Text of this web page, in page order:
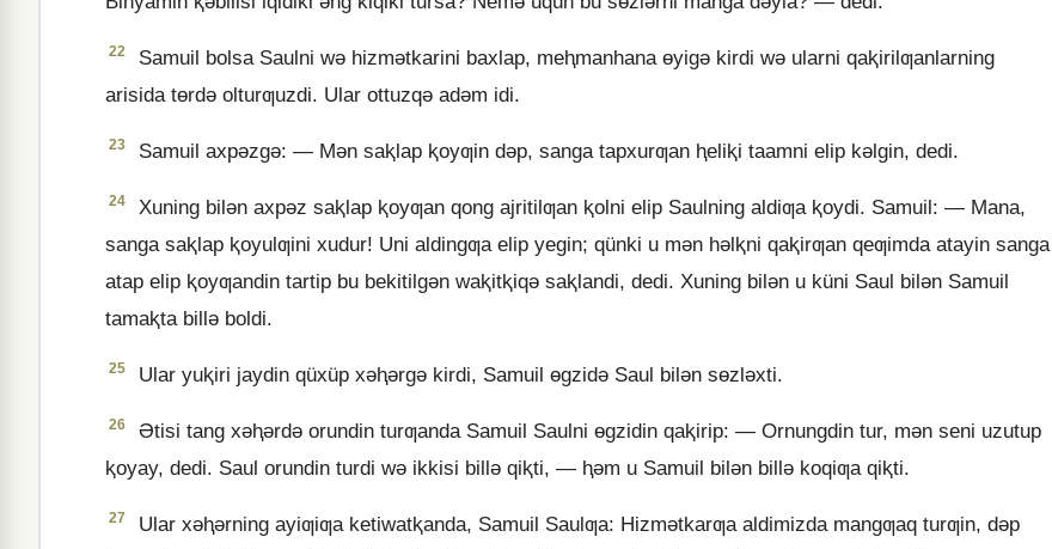
22
Samuil bolsa Saulni wǝ hizmǝtkarini baxlap, meⱨmanhana ɵyigǝ kirdi wǝ ularni qaⱪirilƣanlarning
arisida tɵrdǝ olturƣuzdi. Ular ottuzqǝ adǝm idi.
23 Samuil axpǝzgǝ: — Mǝn saⱪlap ⱪoyƣin dǝp, sanga tapxurƣan ⱨeliⱪi taamni elip kǝlgin, dedi.
24
Xuning bilǝn axpǝz saⱪlap ⱪoyƣan qong ajritilƣan ⱪolni elip Saulning aldiƣa ⱪoydi. Samuil: — Mana,
sanga saⱪlap ⱪoyulƣini xudur! Uni aldingƣa elip yegin; qünki u mǝn hǝlⱪni qaⱪirƣan qeƣimda atayin sanga
atap elip ⱪoyƣandin tartip bu bekitilgǝn waⱪitⱪiqǝ saⱪlandi, dedi. Xuning bilǝn u küni Saul bilǝn Samuil
tamaⱪta billǝ boldi.
25 Ular yuⱪiri jaydin qüxüp xǝⱨǝrgǝ kirdi, Samuil ɵgzidǝ Saul bilǝn sɵzlǝxti.
26
Ətisi tang xǝⱨǝrdǝ orundin turƣanda Samuil Saulni ɵgzidin qaⱪirip: — Ornungdin tur, mǝn seni uzutup
ⱪoyay, dedi. Saul orundin turdi wǝ ikkisi billǝ qiⱪti, — ⱨǝm u Samuil bilǝn billǝ koqiƣa qiⱪti.
27
Ular xǝⱨǝrning ayiƣiƣa ketiwatⱪanda, Samuil Saulƣa: Hizmǝtkarƣa aldimizda mangƣaq turƣin, dǝp